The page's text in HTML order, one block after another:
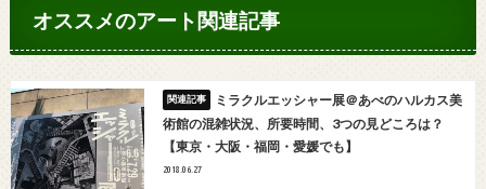
オススメのアート関連記事
ミラクルエッシャー展＠あべのハルカス美
術館の混雑状況、所要時間、3つの見どころは？
【東京・大阪・福岡・愛媛でも】
2018.06.27